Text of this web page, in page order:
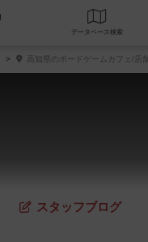
データベース
高知県のボードゲームカフェ/店舗
スタッフブログ